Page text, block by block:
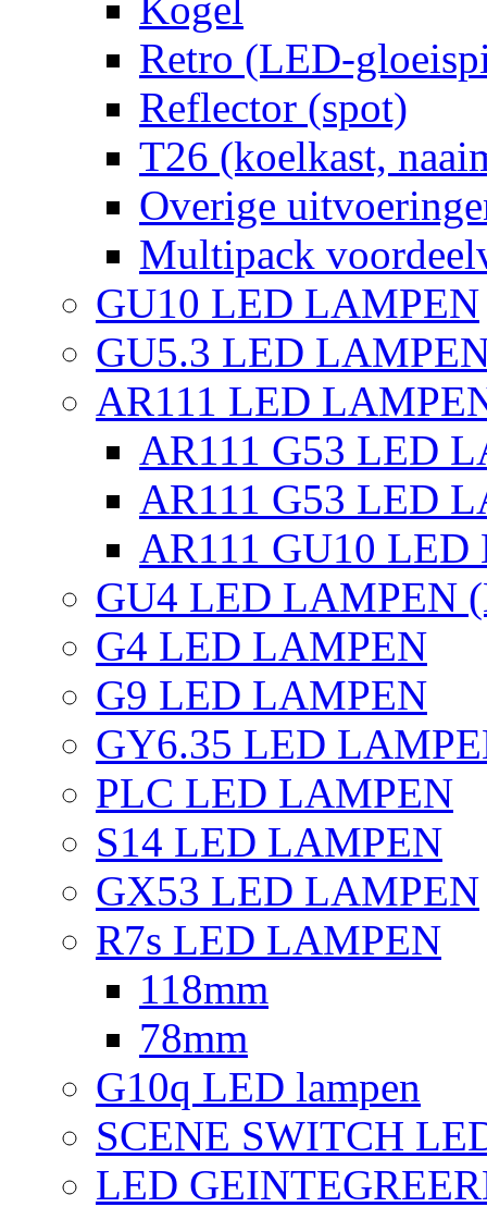
Retro (LED-
Reflector (spot)
T26 (koelkast,
Overige
Multipack
GU10 LED LAMPEN
GU5.3 LED
AR111 LED
AR111 G53 LED
AR111 G53 LED
AR111 GU10
GU4 LED LAMPEN
G4 LED LAMPEN
G9 LED LAMPEN
GY6.35 LED
PLC LED LAMPEN
S14 LED LAMPEN
GX53 LED LAMPEN
R7s LED LAMPEN
118mm
78mm
G10q LED lampen
SCENE SWITCH
LED